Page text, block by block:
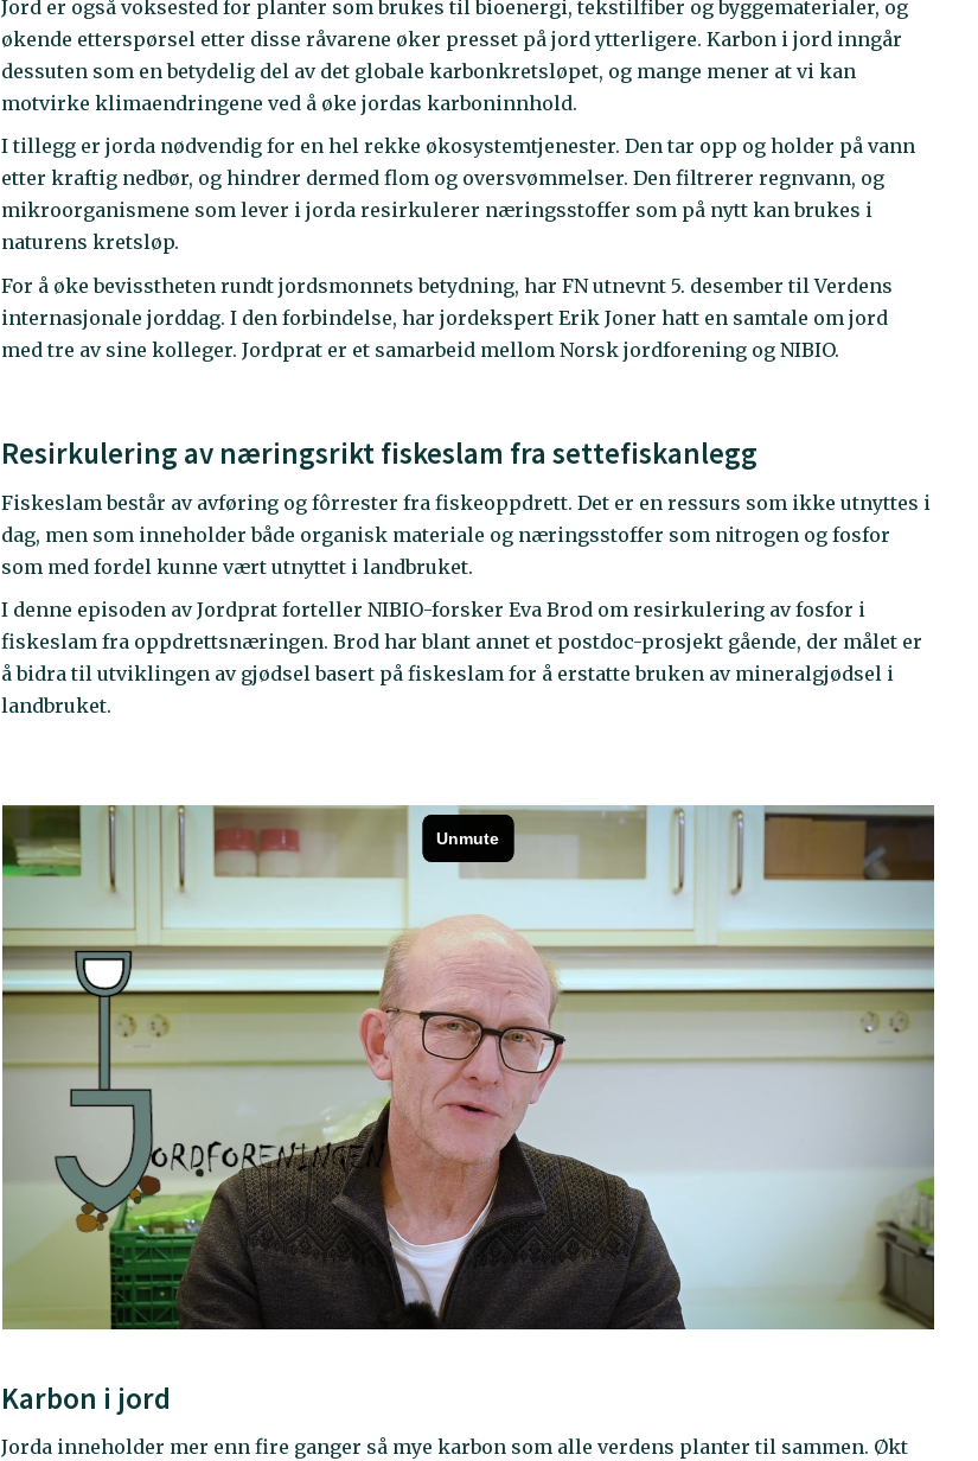
Jord er også voksested for planter som brukes til bioenergi, tekstilfiber og byggematerialer, og
økende etterspørsel etter disse råvarene øker presset på jord ytterligere. Karbon i jord inngår
dessuten som en betydelig del av det globale karbonkretsløpet, og mange mener at vi kan
motvirke klimaendringene ved å øke jordas karboninnhold.
I tillegg er jorda nødvendig for en hel rekke økosystemtjenester. Den tar opp og holder på vann
etter kraftig nedbør, og hindrer dermed flom og oversvømmelser. Den filtrerer regnvann, og
mikroorganismene som lever i jorda resirkulerer næringsstoffer som på nytt kan brukes i
naturens kretsløp.
For å øke bevisstheten rundt jordsmonnets betydning, har FN utnevnt 5. desember til Verdens
internasjonale jorddag. I den forbindelse, har jordekspert Erik Joner hatt en samtale om jord
med tre av sine kolleger. Jordprat er et samarbeid mellom Norsk jordforening og NIBIO.
Resirkulering av næringsrikt fiskeslam fra settefiskanlegg
Fiskeslam består av avføring og fôrrester fra fiskeoppdrett. Det er en ressurs som ikke utnyttes i
dag, men som inneholder både organisk materiale og næringsstoffer som nitrogen og fosfor
som med fordel kunne vært utnyttet i landbruket.
I denne episoden av Jordprat forteller NIBIO-forsker Eva Brod om resirkulering av fosfor i
fiskeslam fra oppdrettsnæringen. Brod har blant annet et postdoc-prosjekt gående, der målet er
å bidra til utviklingen av gjødsel basert på fiskeslam for å erstatte bruken av mineralgjødsel i
landbruket.
Karbon i jord
Jorda inneholder mer enn fire ganger så mye karbon som alle verdens planter til sammen. Økt